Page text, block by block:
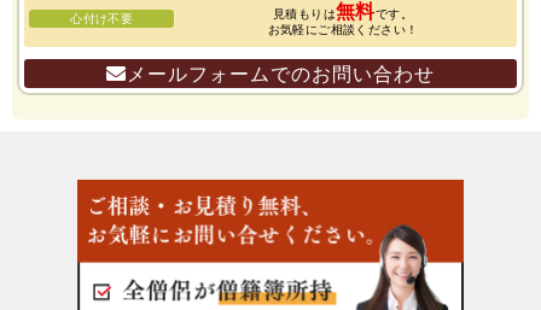
心付け不要 見積もりは無料です。
お気軽にご相談ください！
メールフォームでのお問い合わせ